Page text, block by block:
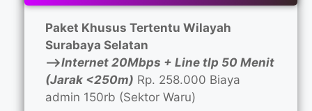
Paket Khusus Tertentu Wilayah
Surabaya Selatan
—>Internet 20Mbps + Line tlp 50 Menit
(Jarak <250m) Rp. 258.000 Biaya
admin 150rb (Sektor Waru)